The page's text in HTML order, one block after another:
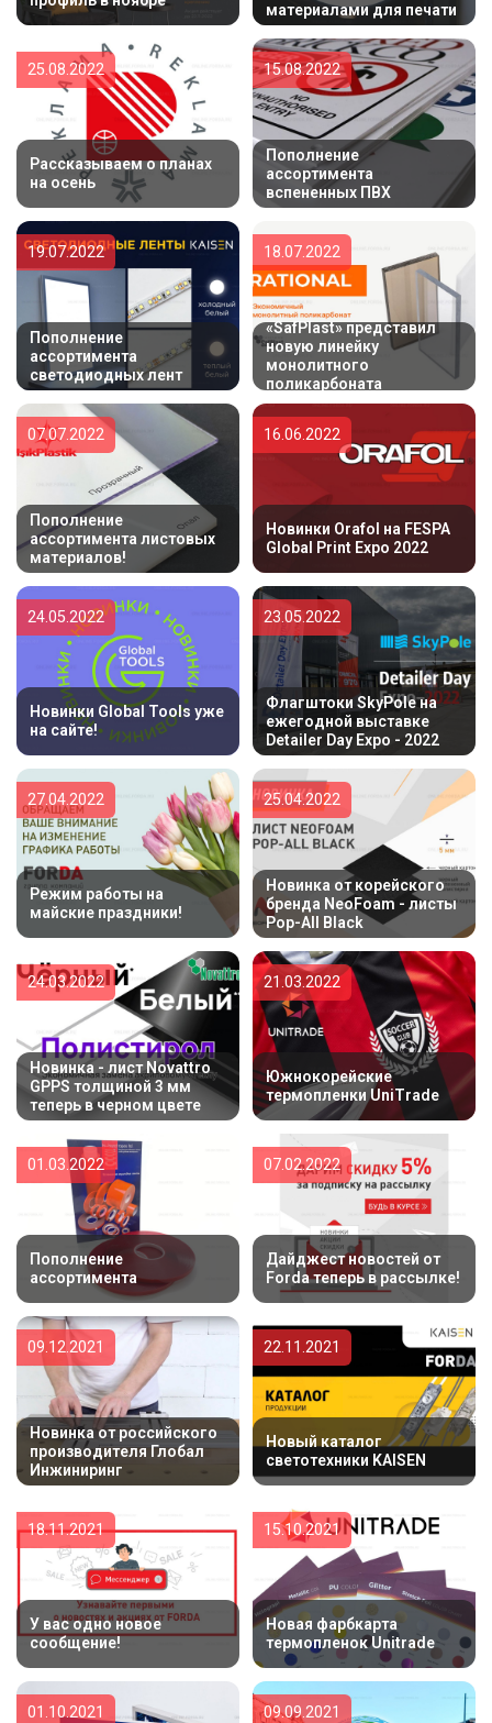
материалами для печати
Рассказываем о планах
на осень
25.08.2022
Пополнение
ассортимента
вспененных ПВХ
15.08.2022
Пополнение
ассортимента
светодиодных лент
19.07.2022
«SafPlast» представил
новую линейку
монолитного
поликарбоната
18.07.2022
Пополнение
ассортимента листовых
материалов!
07.07.2022
Новинки Orafol на FESPA
Global Print Expo 2022
16.06.2022
Новинки Global Tools уже
на сайте!
24.05.2022
Флагштоки SkyPole на
ежегодной выставке
Detailer Day Expo - 2022
23.05.2022
Режим работы на
майские праздники!
27.04.2022
Новинка от корейского
бренда NeoFoam - листы
Pop-All Black
25.04.2022
Новинка - лист Novattro
GPPS толщиной 3 мм
теперь в черном цвете
24.03.2022
Южнокорейские
термопленки UniTrade
21.03.2022
Пополнение
ассортимента
01.03.2022
Дайджест новостей от
Forda теперь в рассылке!
07.02.2022
Новинка от российского
производителя Глобал
Инжиниринг
09.12.2021
Новый каталог
светотехники KAISEN
22.11.2021
У вас одно новое
сообщение!
18.11.2021
Новая фарбкарта
термопленок Unitrade
15.10.2021
01.10.2021 09.09.2021